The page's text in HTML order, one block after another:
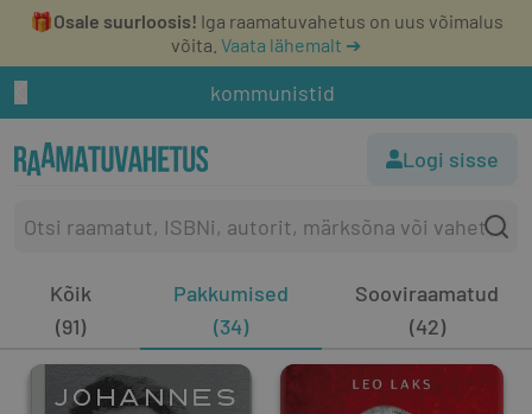
🎁Osale suurloosis! Iga raamatuvahetus on uus võimalus
võita. Vaata lähemalt ➔
kommunistid
Logi sisse
Kõik
(91)
Pakkumised
(34)
Sooviraamatud
(42)